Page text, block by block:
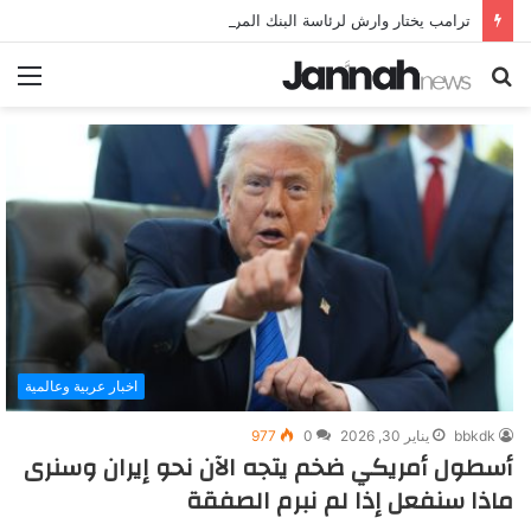
ترامب يختار وارش لرئاسة البنك المركزي الأمريكي
بحث
اخبار عربية وعالمية
bbkdk يناير 30, 2026 0
977
أسطول أمريكي ضخم يتجه الآن نحو إيران وسنرى
ماذا سنفعل إذا لم نبرم الصفقة